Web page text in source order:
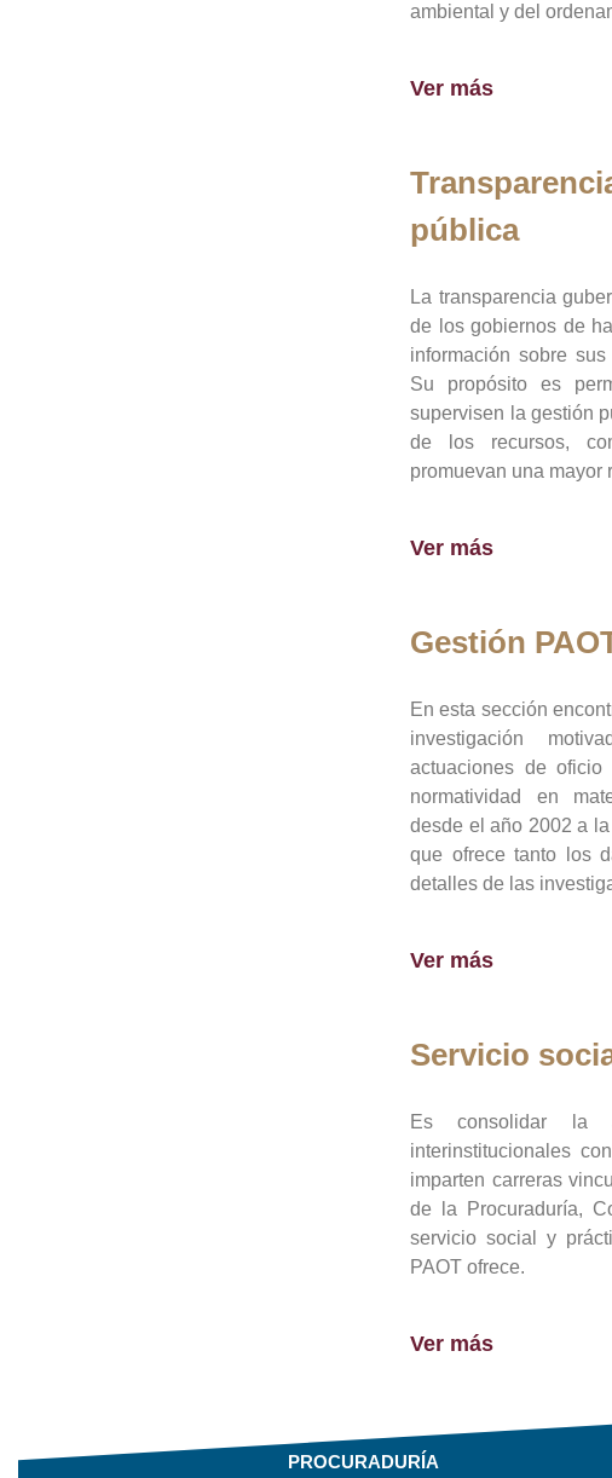
ambiental y del
Ver más
pública
La transparencia
de los gobiernos de
información sobre
Su propósito es
supervisen la gestión
de los recursos,
promuevan una mayor
Ver más
Gestión
En esta sección
investigación
actuaciones de
normatividad en
desde el año 2002 a
que ofrece tanto los
detalles de las
Ver más
Servicio
Es consolidar la
interinstitucionales
imparten carreras
de la Procuraduría,
servicio social y
PAOT ofrece.
Ver más
PROCURADURÍA